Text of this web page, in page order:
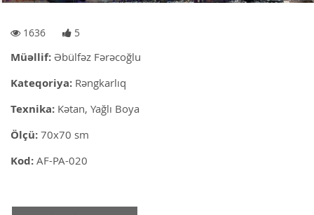
1636 5
Müəllif: Əbülfəz Fərəcoğlu
Kateqoriya: Rəngkarlıq
Texnika: Kətan, Yağlı Boya
Ölçü: 70x70 sm
Kod: AF-PA-020